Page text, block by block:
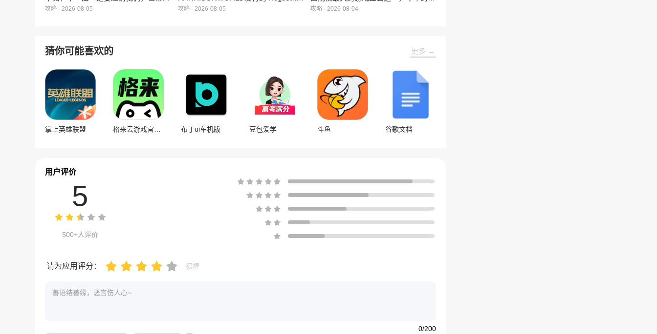
能给更多同学一个来到现场的机会。”
攻略 · 2026-08-05
卡牌战棋游戏 《黑夜轮回》于2026年8
攻略 · 2026-08-05
馆依旧汇聚了来自全球的游戏厂商、媒
流互动，共同度过了充满欢笑与惊喜的
攻略 · 2026-08-04
猜你可能喜欢的 更多 →
掌上英雄联盟 布丁ui车机版 豆包爱学 斗鱼 谷歌文档
用户评价
5
500+人评价
请为应用评分： 很棒
0/200